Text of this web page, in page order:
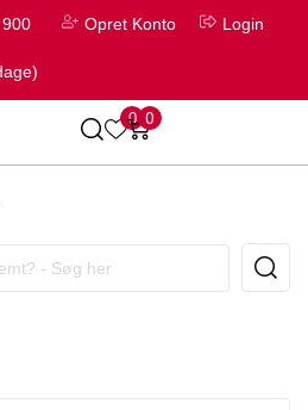
Opret Konto Login
0 0